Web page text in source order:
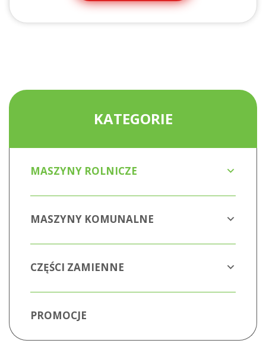
KATEGORIE
MASZYNY ROLNICZE
MASZYNY KOMUNALNE
CZĘŚCI ZAMIENNE
PROMOCJE